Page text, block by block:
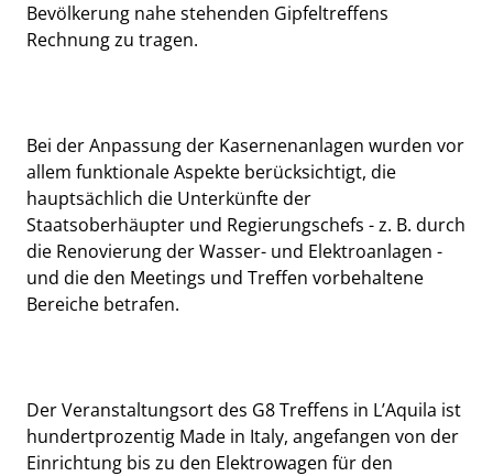
Bevölkerung nahe stehenden Gipfeltreffens
Rechnung zu tragen.
Bei der Anpassung der Kasernenanlagen wurden vor
allem funktionale Aspekte berücksichtigt, die
hauptsächlich die Unterkünfte der
Staatsoberhäupter und Regierungschefs - z. B. durch
die Renovierung der Wasser- und Elektroanlagen -
und die den Meetings und Treffen vorbehaltene
Bereiche betrafen.
Der Veranstaltungsort des G8 Treffens in L’Aquila ist
hundertprozentig Made in Italy, angefangen von der
Einrichtung bis zu den Elektrowagen für den